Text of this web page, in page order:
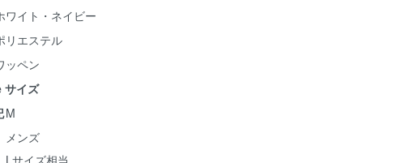
ワイト・ネイビー
リエステル
ッペン
サイズ
M
メンズ
Lサイズ相当